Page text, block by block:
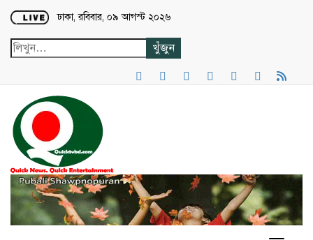
Loading...
ঢাকা, রবিবার, ০৯ আগস্ট ২০২৬